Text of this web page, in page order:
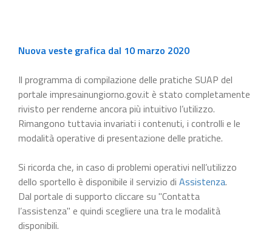
Nuova veste grafica dal 10 marzo 2020
Il programma di compilazione delle pratiche SUAP del
portale impresainungiorno.gov.it è stato completamente
rivisto per renderne ancora più intuitivo l’utilizzo.
Rimangono tuttavia invariati i contenuti, i controlli e le
modalità operative di presentazione delle pratiche.
Si ricorda che, in caso di problemi operativi nell’utilizzo
dello sportello è disponibile il servizio di Assistenza.
Dal portale di supporto cliccare su "Contatta
l’assistenza" e quindi scegliere una tra le modalità
disponibili.